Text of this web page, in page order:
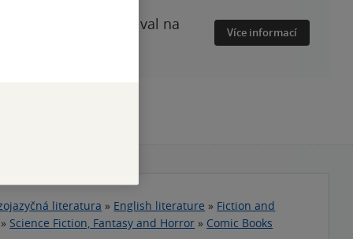
minulost vrací a festival na
Více informací
literatura » English literature » Fiction and
» Science Fiction, Fantasy and Horror » Comic Books